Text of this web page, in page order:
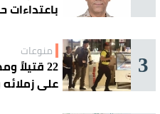
باعتداءات
3 منوعات
22 قتيلاً
على